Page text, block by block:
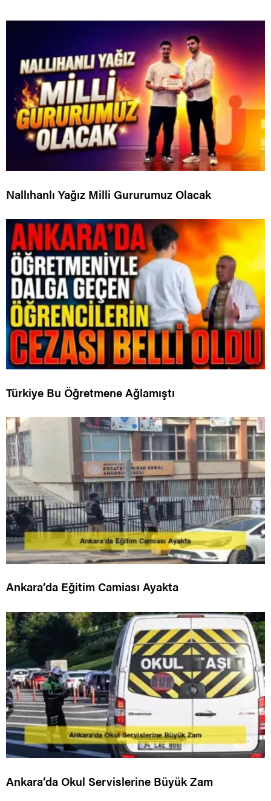
Nallıhanlı Yağız Milli Gururumuz Olacak
Türkiye Bu Öğretmene Ağlamıştı
Ankara’da Eğitim Camiası Ayakta
Ankara’da Okul Servislerine Büyük Zam